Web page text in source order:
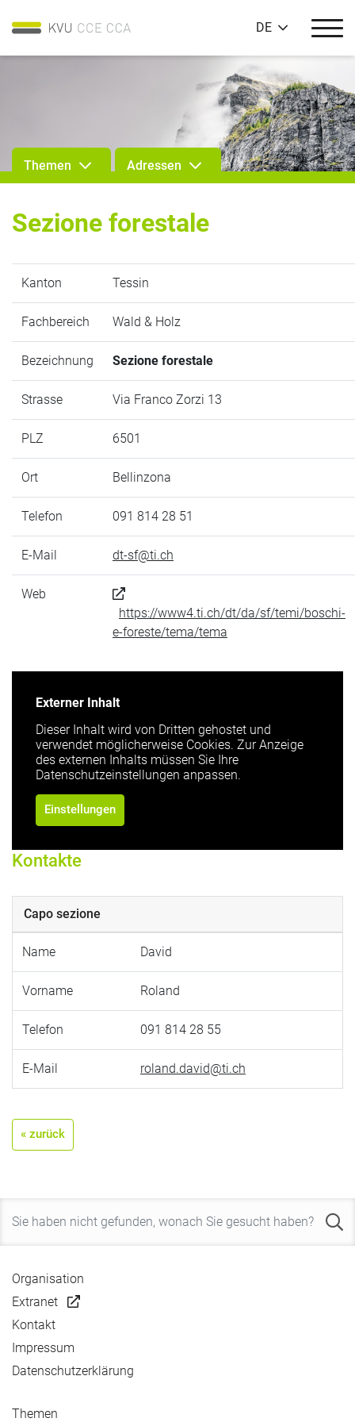
DE
Themen Adressen
Sezione forestale
Kanton Tessin
Fachbereich Wald & Holz
Bezeichnung Sezione forestale
Strasse Via Franco Zorzi 13
PLZ 6501
Ort Bellinzona
Telefon 091 814 28 51
E-Mail dt-sf@ti.ch
Web
https://www4.ti.ch/dt/da/sf/temi/boschi-
e-foreste/tema/tema
Externer Inhalt
Dieser Inhalt wird von Dritten gehostet und
verwendet möglicherweise Cookies. Zur Anzeige
des externen Inhalts müssen Sie Ihre
Datenschutzeinstellungen anpassen.
Einstellungen
Kontakte
Capo sezione
Name David
Vorname Roland
Telefon 091 814 28 55
E-Mail roland.david@ti.ch
« zurück
Organisation
Extranet
Kontakt
Impressum
Datenschutzerklärung
Themen